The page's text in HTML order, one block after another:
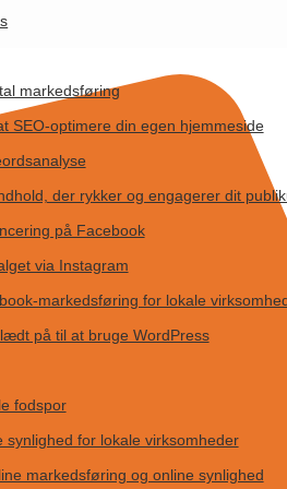
markedsføring
SEO-optimere din egen hjemmeside
der rykker og engagerer dit
på Facebook
via Instagram
markedsføring for lokale
på til at bruge WordPress
fodspor
synlighed for lokale virksomheder
markedsføring og online synlighed